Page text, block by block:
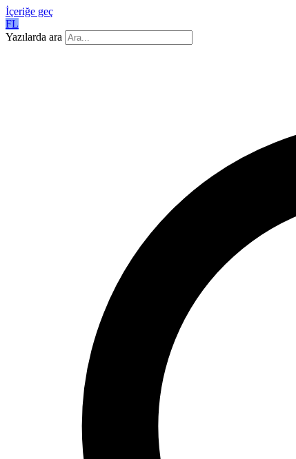
İçeriğe geç
FL
Yazılarda ara